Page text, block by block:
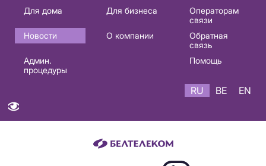
Основная
навигация
RU
Для дома Для бизнеса
Операторам
связи
Новости
О компании
Обратная
связь
Админ.
процедуры
Помощь
RU BE EN